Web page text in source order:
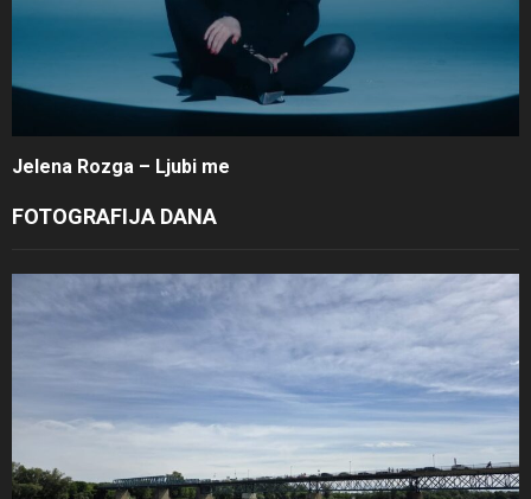
Jelena Rozga – Ljubi me
FOTOGRAFIJA DANA